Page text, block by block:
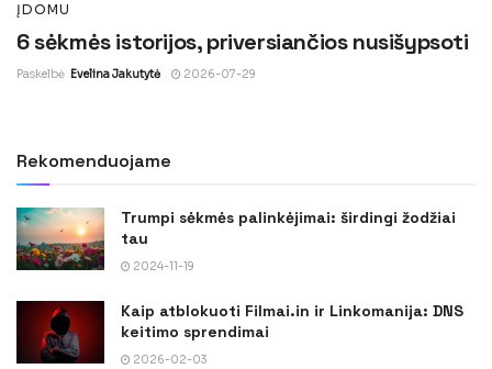
ĮDOMU
6 sėkmės istorijos, priversiančios nusišypsoti
Paskelbė Evelina Jakutytė 2026-07-29
Rekomenduojame
Trumpi sėkmės palinkėjimai: širdingi žodžiai
tau
2024-11-19
Kaip atblokuoti Filmai.in ir Linkomanija: DNS
keitimo sprendimai
2026-02-03